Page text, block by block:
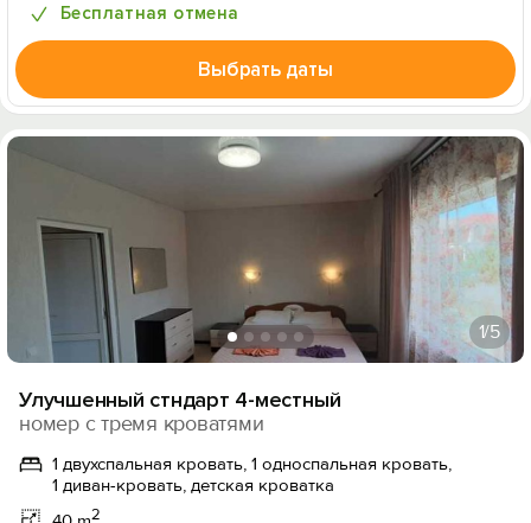
Бесплатная отмена
Выбрать даты
1/5
Улучшенный стндарт 4-местный
номер с тремя кроватями
1 двухспальная кровать, 1 односпальная кровать,
1 диван-кровать, детская кроватка
2